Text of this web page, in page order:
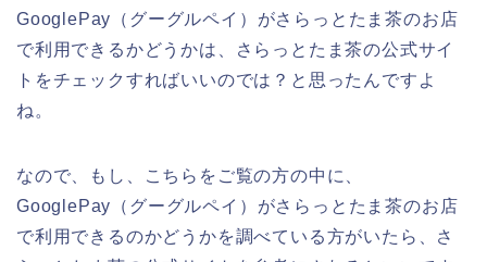
GooglePay（グーグルペイ）がさらっとたま茶のお店
で利用できるかどうかは、さらっとたま茶の公式サイ
トをチェックすればいいのでは？と思ったんですよ
ね。
なので、もし、こちらをご覧の方の中に、
GooglePay（グーグルペイ）がさらっとたま茶のお店
で利用できるのかどうかを調べている方がいたら、さ